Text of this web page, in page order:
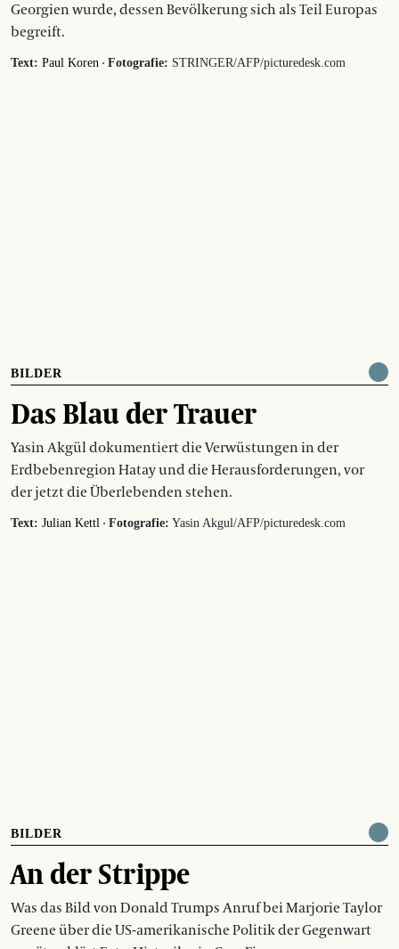
Georgien wurde, dessen Bevölkerung sich als Teil Europas
begreift.
Text: Paul Koren · Fotografie: STRINGER/AFP/picturedesk.com
BILDER
Das Blau der Trauer
Yasin Akgül dokumentiert die Verwüstungen in der
Erdbebenregion Hatay und die Herausforderungen, vor
der jetzt die Überlebenden stehen.
Text: Julian Kettl · Fotografie: Yasin Akgul/AFP/picturedesk.com
BILDER
An der Strippe
Was das Bild von Donald Trumps Anruf bei Marjorie Taylor
Greene über die US-amerikanische Politik der Gegenwart